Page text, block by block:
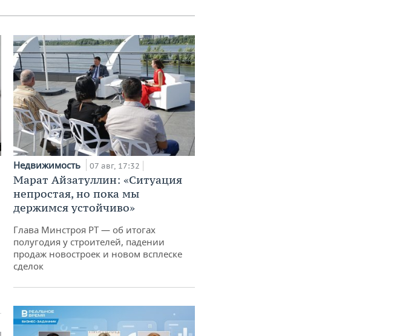
Недвижимость 07 авг, 17:32
Марат Айзатуллин: «Ситуация
непростая, но пока мы
держимся устойчиво»
Глава Минстроя РТ — об итогах
полугодия у строителей, падении
продаж новостроек и новом всплеске
сделок